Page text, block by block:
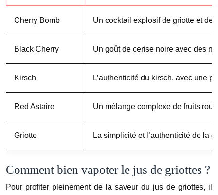
Cherry Bomb Un cocktail explosif de griotte et de
Black Cherry Un goût de cerise noire avec des
Kirsch L’authenticité du kirsch, avec une
Red Astaire Un mélange complexe de fruits
Griotte La simplicité et l’authenticité de la
Comment bien vapoter le jus de griottes ?
Pour profiter pleinement de la saveur du jus de griottes, il